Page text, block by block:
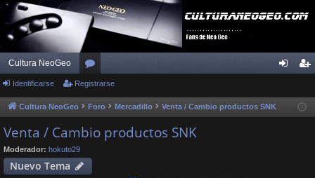
Cultura NeoGeo
or
os ist
Identificarse Registrarse
Cultura NeoGeo Foro Mercadillo Venta / Cambio productos SNK
Venta / Cambio productos SNK
Moderador: hokuto29
Nuevo Tema